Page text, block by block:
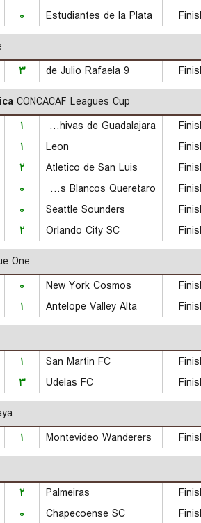
۰ Estudiantes de la Plata
۳ 9 de Julio Rafaela
CONCACAF Leagues Cup
۱ CD Chivas de Guadalajara
۱ Leon
۲ Atletico de San Luis
۰ Gallos Blancos Queretaro
۰ Seattle Sounders
۲ Orlando City SC
One
۰ New York Cosmos
۱ Antelope Valley Alta
۱ San Martin FC
۳ Udelas FC
۱ Montevideo Wanderers
۲ Palmeiras
۰ Chapecoense SC